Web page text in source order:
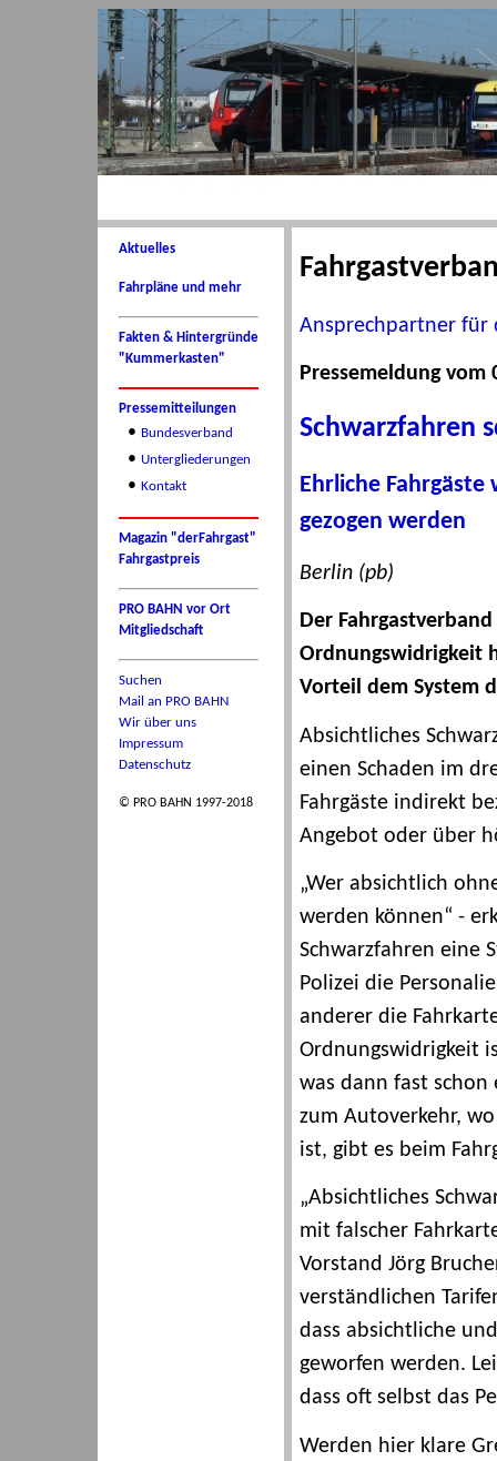
Aktuelles
Fahrpläne und mehr
Fakten & Hintergründe
"Kummerkasten"
Pressemitteilungen
• Bundesverband
• Untergliederungen
• Kontakt
Magazin "derFahrgast"
Fahrgastpreis
PRO BAHN vor Ort
Mitgliedschaft
Suchen
Mail an PRO BAHN
Wir über uns
Impressum
Datenschutz
© PRO BAHN 1997-2018
Ansprechpartner für
Pressemeldung vom
Schwarzfahren
Ehrliche
gezogen werden
Berlin (pb)
Der
Ordnungswidrigkeit
Vorteil dem System
Absichtliches
einen Schaden im
Fahrgäste indirekt
Angebot oder über
„Wer absichtlich
werden können“ -
Schwarzfahren eine
Polizei die
anderer die
Ordnungswidrigkeit
was dann fast schon
zum Autoverkehr,
ist, gibt es beim
„Absichtliches
mit falscher
Vorstand Jörg
verständlichen
dass absichtliche
geworfen werden.
dass oft selbst das
Werden hier klare